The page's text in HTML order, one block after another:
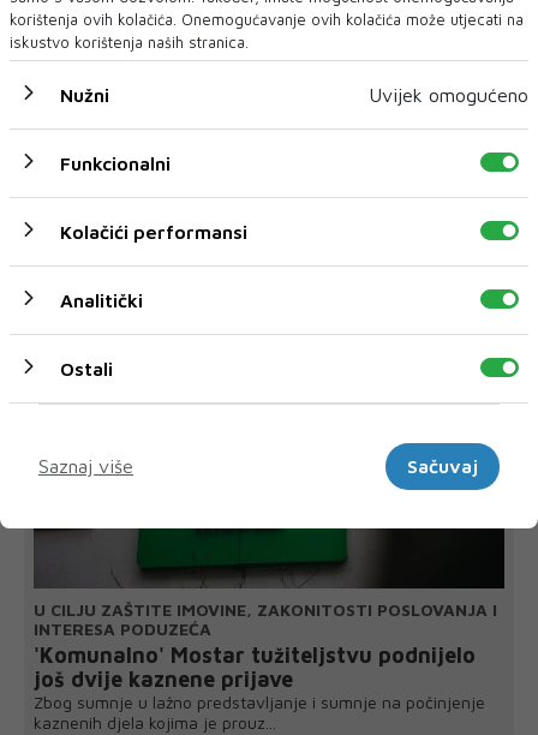
svi Bošnjaci su stali u lik i djelo Fadila Novalića.
TUŽITELJSTVO BiH
NAJNOVIJE
U CILJU ZAŠTITE IMOVINE, ZAKONITOSTI POSLOVANJA I
INTERESA PODUZEĆA
'Komunalno' Mostar tužiteljstvu podnijelo
još dvije kaznene prijave
Zbog sumnje u lažno predstavljanje i sumnje na počinjenje
kaznenih djela kojima je prouz...
korištenja ovih kolačića. Onemogućavanje ovih kolačića može utjecati na
iskustvo korištenja naših stranica.
Nužni Uvijek omogućeno
Funkcionalni
Kolačići performansi
Analitički
Ostali
Saznaj više
Sačuvaj